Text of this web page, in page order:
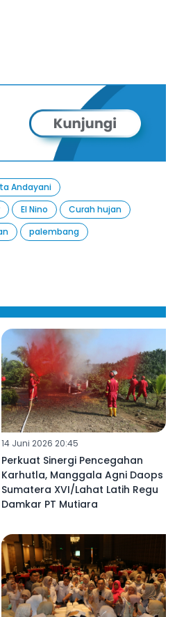
Andayani
El Nino
Curah hujan
palembang
14 Juni 2026 20:45
Perkuat Sinergi Pencegahan
Karhutla, Manggala Agni Daops
Sumatera XVI/Lahat Latih Regu
Damkar PT Mutiara